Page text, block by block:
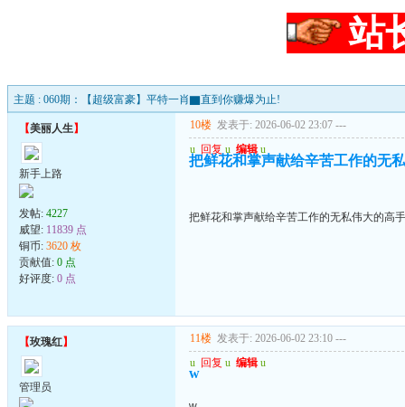
站
主题 : 060期：【超级富豪】平特一肖▇直到你赚爆为止!
【美丽人生】
新手上路
发帖: 4227
威望: 11839 点
铜币: 3620 枚
贡献值: 0 点
好评度: 0 点
10楼 发表于: 2026-06-02 23:07 ---
u 回复 u 编辑 u
把鲜花和掌声献给辛苦工作的无
把鲜花和掌声献给辛苦工作的无私伟大的高
【玫瑰红】
管理员
11楼 发表于: 2026-06-02 23:10 ---
u 回复 u 编辑 u
w